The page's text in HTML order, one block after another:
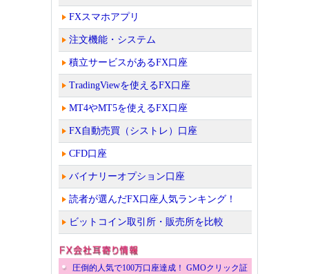
FXスマホアプリ
注文機能・システム
積立サービスがあるFX口座
TradingViewを使えるFX口座
MT4やMT5を使えるFX口座
FX自動売買（シストレ）口座
CFD口座
バイナリーオプション口座
読者が選んだFX口座人気ランキング！
ビットコイン取引所・販売所を比較
圧倒的人気で100万口座達成！ GMOクリック証